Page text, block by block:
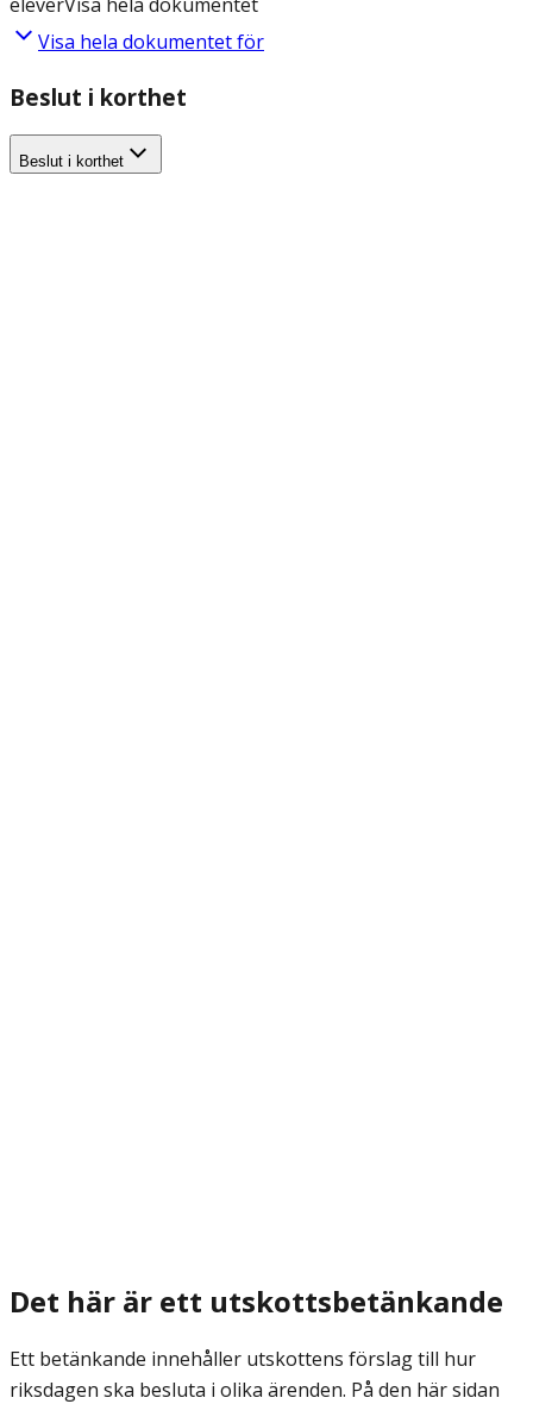
Visa hela dokumentet för
Beslut i korthet
Beslut i korthet
Det här är ett utskottsbetänkande
Ett betänkande innehåller utskottens förslag till hur
riksdagen ska besluta i olika ärenden. På den här sidan